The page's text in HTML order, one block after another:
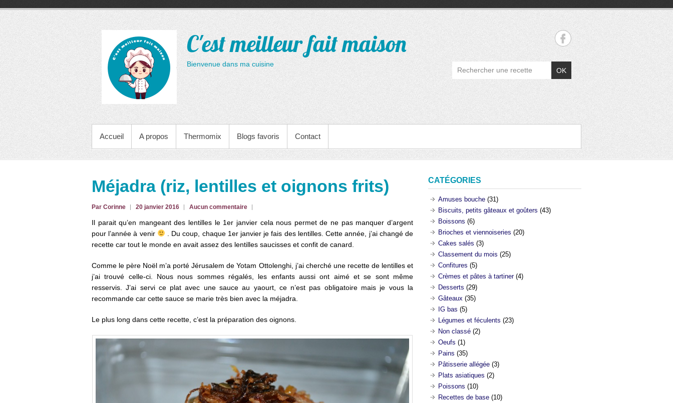
contenu
C'est meilleur fait maison
Bienvenue dans ma cuisine
OK
MENU PRINCIPAL
Accueil A propos Thermomix Blogs favoris Contact
Méjadra (riz, lentilles et oignons frits)
Par Corinne 20 janvier 2016 Aucun commentaire
Il parait qu’en mangeant des lentilles le 1er janvier cela nous permet de ne pas manquer d’argent
pour l’année à venir
. Du coup, chaque 1er janvier je fais des lentilles. Cette année, j’ai changé de
recette car tout le monde en avait assez des lentilles saucisses et confit de canard.
Comme le père Noël m’a porté Jérusalem de Yotam Ottolenghi, j’ai cherché une recette de lentilles et
j’ai trouvé celle-ci. Nous nous sommes régalés, les enfants aussi ont aimé et se sont même
resservis. J’ai servi ce plat avec une sauce au yaourt, ce n’est pas obligatoire mais je vous la
recommande car cette sauce se marie très bien avec la méjadra.
Le plus long dans cette recette, c’est la préparation des oignons.
CATÉGORIES
Amuses bouche(31)
Biscuits, petits gâteaux et goûters (43)
Boissons (6)
Brioches et viennoiseries (20)
Cakes salés (3)
Classement du mois (25)
Confitures (5)
Crèmes et pâtes à tartiner(4)
Desserts (29)
Gâteaux(35)
IG bas (5)
Légumes et féculents (23)
Non classé(2)
Oeufs (1)
Pains (35)
Pâtisserie allégée(3)
Plats asiatiques (2)
Poissons (10)
Recettes de base(10)